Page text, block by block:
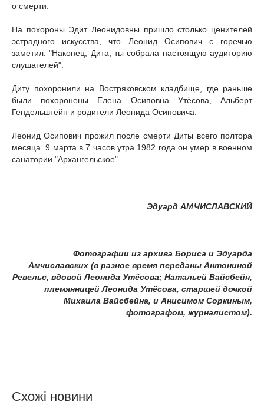
о смерти.
На похороны Эдит Леонидовны пришло столько ценителей
эстрадного искусства, что Леонид Осипович с горечью
заметил: "Наконец, Дита, ты собрала настоящую аудиторию
слушателей".
Диту похоронили на Востряковском кладбище, где раньше
были похоронены Елена Осиповна Утёсова, Альберт
Гендельштейн и родители Леонида Осиповича.
Леонид Осипович прожил после смерти Диты всего полтора
месяца. 9 марта в 7 часов утра 1982 года он умер в военном
санатории "Архангельское".
Эдуард АМЧИСЛАВСКИЙ
Фотографии из архива Бориса и Эдуарда
Амчиславских (в разное время переданы Антониной
Ревельс, вдовой Леонида Утёсова; Натальей Вайсбейн,
племянницей Леонида Утёсова, старшей дочкой
Михаила Вайсбейна, и Анисимом Соркиным,
фотографом, журналистом).
Схожі новини